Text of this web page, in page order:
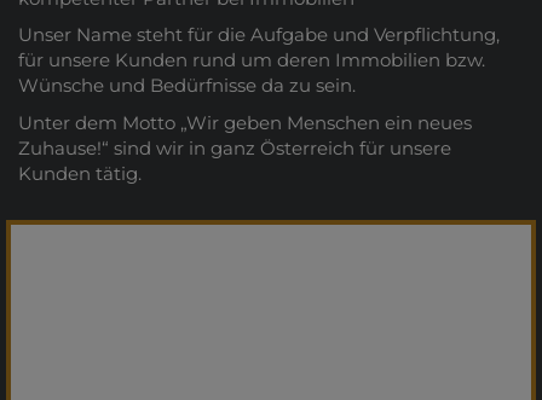
Unser Name steht für die Aufgabe und Verpflichtung,
für unsere Kunden rund um deren Immobilien bzw.
Wünsche und Bedürfnisse da zu sein.
Unter dem Motto „Wir geben Menschen ein neues
Zuhause!“ sind wir in ganz Österreich für unsere
Kunden tätig.